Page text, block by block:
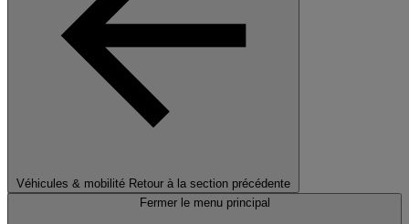
Véhicules & mobilité Retour à la section précédente
Fermer le menu principal